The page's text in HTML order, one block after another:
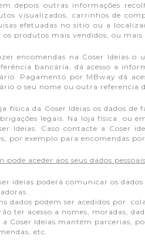
depois outras informações
visualizados, carrinhos de
efetuadas no sitio ou a
os produtos mais vendidos, ou
encomendas na Coser Ideias o
bancária, dá acesso a
Pagamento por MBway dá
o seu nome ou outra referencia
física da Coser Ideias os dados
legais. Na loja física ou
Ideias. Caso contacte a Coser
por exemplo para encomendas
pode aceder aos seus dados
ideias poderá comunicar os
dados podem ser acedidos por
ter acesso a nomes, moradas,
a Coser Ideias mantém parcerias,
etc.